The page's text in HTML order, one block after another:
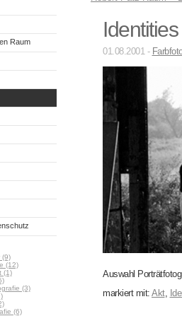
Raum
(9)
(12)
(1)
(3)
(6)
01.08.2001 -
Auswahl
markiert mit: Akt,